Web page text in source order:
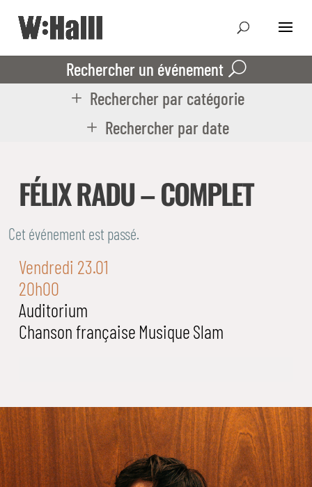
Rechercher un événement
Rechercher par catégorie
Rechercher par date
FÉLIX RADU – COMPLET
Cet événement est passé.
Vendredi 23.01
20h00
Auditorium
Chanson française MusiqueSlam